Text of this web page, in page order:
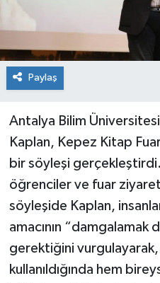
Paylaş
Antalya Bilim
Kaplan, Kepez Kitap
bir söyleşi
öğrenciler ve fuar
söyleşide Kaplan,
amacının “damgalamak
gerektiğini
kullanıldığında hem